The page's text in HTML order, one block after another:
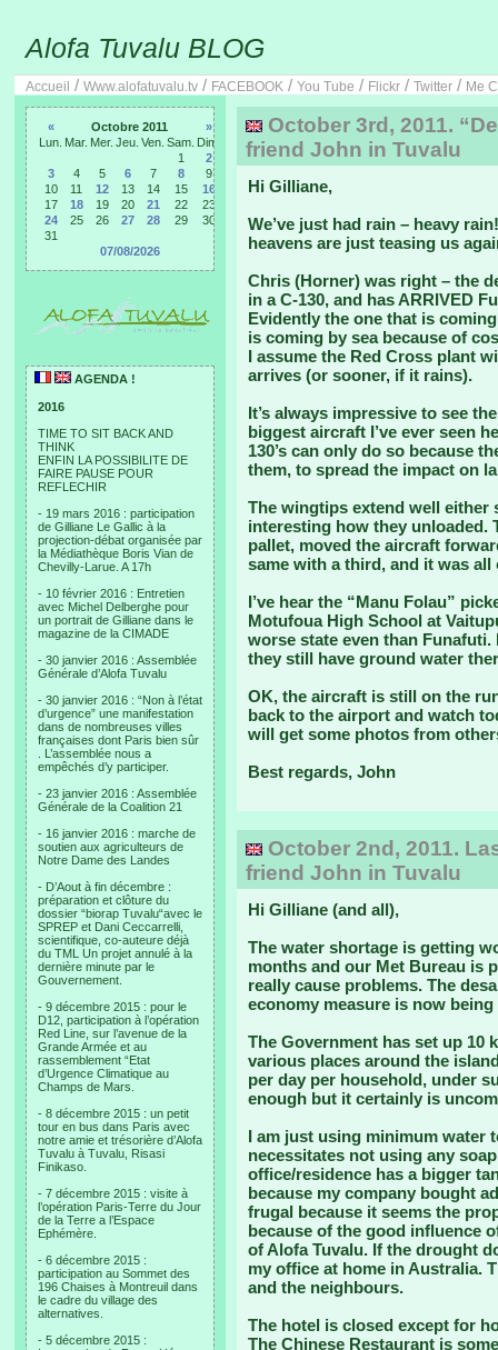
Alofa Tuvalu BLOG
Accueil / Www.alofatuvalu.tv / FACEBOOK / You Tube / Flickr / Twitter / Me
« Octobre 2011
»
Lun. Mar. Mer. Jeu. Ven. Sam. Dim.
1
2
3
4 5 6 7 8
9
10
11 12 13 14 15
16
17
18 19 20 21 22
23
24
25 26 27 28 29
30
31
07/08/2026
AGENDA !
2016
TIME TO SIT BACK AND
THINK
ENFIN LA POSSIBILITE DE
FAIRE PAUSE POUR
REFLECHIR
- 19 mars 2016 : participation
de Gilliane Le Gallic à la
projection-débat organisée par
la Médiathèque Boris Vian de
Chevilly-Larue. A 17h
- 10 février 2016 : Entretien
avec Michel Delberghe pour
un portrait de Gilliane dans le
magazine de la CIMADE
- 30 janvier 2016 : Assemblée
Générale d’Alofa Tuvalu
- 30 janvier 2016 : “Non à l’état
d’urgence” une manifestation
dans de nombreuses villes
françaises dont Paris bien sûr
. L’assemblée nous a
empêchés d’y participer.
- 23 janvier 2016 : Assemblée
Générale de la Coalition 21
- 16 janvier 2016 : marche de
soutien aux agriculteurs de
Notre Dame des Landes
- D’Aout à fin décembre :
préparation et clôture du
dossier “biorap Tuvalu“avec le
SPREP et Dani Ceccarrelli,
scientifique, co-auteure déjà
du TML Un projet annulé à la
dernière minute par le
Gouvernement.
- 9 décembre 2015 : pour le
D12, participation à l’opération
Red Line, sur l’avenue de la
Grande Armée et au
rassemblement “Etat
d’Urgence Climatique au
Champs de Mars.
- 8 décembre 2015 : un petit
tour en bus dans Paris avec
notre amie et trésorière d’Alofa
Tuvalu à Tuvalu, Risasi
Finikaso.
- 7 décembre 2015 : visite à
l’opération Paris-Terre du Jour
de la Terre a l’Espace
Ephémère.
- 6 décembre 2015 :
participation au Sommet des
196 Chaises à Montreuil dans
le cadre du village des
alternatives.
- 5 décembre 2015 :
October 3rd, 2011.
friend John in Tuvalu
Hi Gilliane,
We’ve just had rain – heavy
heavens are just teasing us
Chris (Horner) was right – the
in a C-130, and has ARRIVED
Evidently the one that is
is coming by sea because of
I assume the Red Cross plant
arrives (or sooner, if it rains).
It’s always impressive to see
biggest aircraft I’ve ever seen
130’s can only do so because
them, to spread the impact on
The wingtips extend well either
interesting how they unloaded.
pallet, moved the aircraft
same with a third, and it was
I’ve hear the “Manu Folau”
Motufoua High School at
worse state even than
they still have ground water
OK, the aircraft is still on the
back to the airport and watch
will get some photos from
Best regards, John
October 2nd, 2011.
friend John in Tuvalu
Hi Gilliane (and all),
The water shortage is getting
months and our Met Bureau is
really cause problems. The
economy measure is now being
The Government has set up 10
various places around the
per day per household, under
enough but it certainly is
I am just using minimum water
necessitates not using any
office/residence has a bigger
because my company bought
frugal because it seems the
because of the good influence
of Alofa Tuvalu. If the drought
my office at home in Australia.
and the neighbours.
The hotel is closed except for
The Chinese Restaurant is